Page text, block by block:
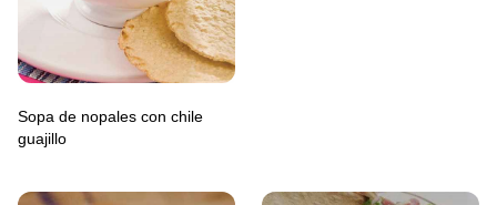
Sopa de nopales con chile
guajillo